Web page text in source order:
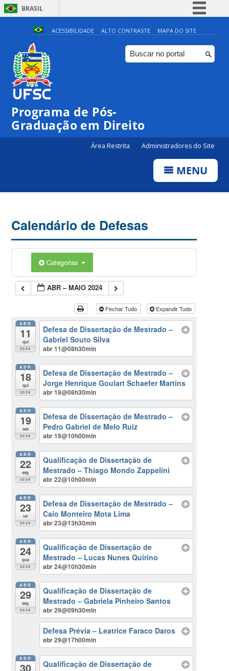
BRASIL
Simplifique!
Comunica BR
Participe
ACESSIBILIDADE ALTO CONTRASTE MAPA DO SITE
Programa de Pós-
Graduação em Direito
Área Restrita Administradores do Site
MENU
Calendário de Defesas
Categorias
ABR – MAIO 2024
Fechar Tudo Expandir Tudo
ABR
11
qui
2024
Defesa de Dissertação de Mestrado –
Gabriel Souto Silva
abr 11@08h30min
ABR
18
qui
2024
Defesa de Dissertação de Mestrado –
Jorge Henrique Goulart Schaefer Martins
abr 18@08h30min
ABR
19
sex
2024
Defesa de Dissertação de Mestrado –
Pedro Gabriel de Melo Ruiz
abr 19@10h00min
ABR
22
seg
2024
Qualificação de Dissertação de
Mestrado – Thiago Mondo Zappelini
abr 22@10h00min
ABR
23
ter
2024
Defesa de Dissertação de Mestrado –
Caio Monteiro Mota Lima
abr 23@13h30min
ABR
24
qua
2024
Qualificação de Dissertação de
Mestrado – Lucas Nunes Quirino
abr 24@10h30min
ABR
29
seg
2024
Qualificação de Dissertação de
Mestrado – Gabriela Pinheiro Santos
abr 29@09h30min
Defesa Prévia – Leatrice Faraco Daros
abr 29@17h00min
ABR
30
Qualificação de Dissertação de